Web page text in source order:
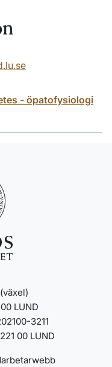
- öpatofysiologi
LUND
3211
00 LUND